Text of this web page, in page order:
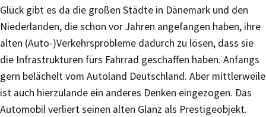
Glück gibt es da die großen Städte in Dänemark und den
Niederlanden, die schon vor Jahren angefangen haben, ihre
alten (Auto-)Verkehrsprobleme dadurch zu lösen, dass sie
die Infrastrukturen fürs Fahrrad geschaffen haben. Anfangs
gern belächelt vom Autoland Deutschland. Aber mittlerweile
ist auch hierzulande ein anderes Denken eingezogen. Das
Automobil verliert seinen alten Glanz als Prestigeobjekt.